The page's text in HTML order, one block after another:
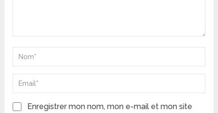
Enregistrer mon nom, mon e-mail et mon site